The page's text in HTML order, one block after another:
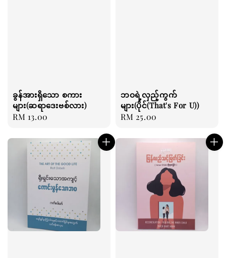
ခွန်အားရှိသော စကား
များ(ဆရာဒေးဗစ်လား)
Regular
RM 13.00
ဘဝရဲ့လှည့်ကွက်
များ(ပိုင်(That's For U))
Regular
RM 25.00